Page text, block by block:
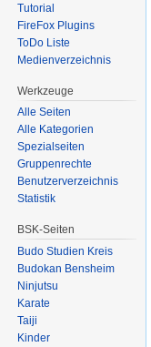
Tutorial
FireFox Plugins
ToDo Liste
Medienverzeichnis
Werkzeuge
Alle Seiten
Alle Kategorien
Spezialseiten
Gruppenrechte
Benutzerverzeichnis
Statistik
BSK-Seiten
Budo Studien Kreis
Budokan Bensheim
Ninjutsu
Karate
Taiji
Kinder